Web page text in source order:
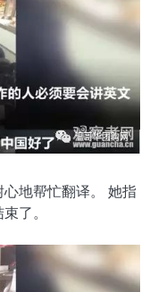
地帮忙翻译。 她指
了。